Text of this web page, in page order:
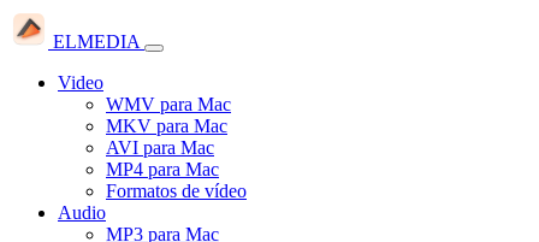
ELMEDIA
Video
WMV para Mac
MKV para Mac
AVI para Mac
MP4 para Mac
Formatos de vídeo
Audio
MP3 para Mac